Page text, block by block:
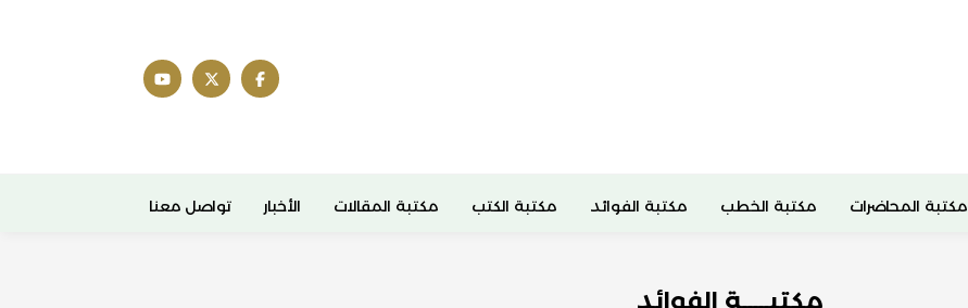
مكتبة المحاضرات مكتبة الخطب مكتبة الفوائد مكتبة الكتب مكتبة المقالات الأخبار تواصل معنا
مكتبـــــة الفوائد